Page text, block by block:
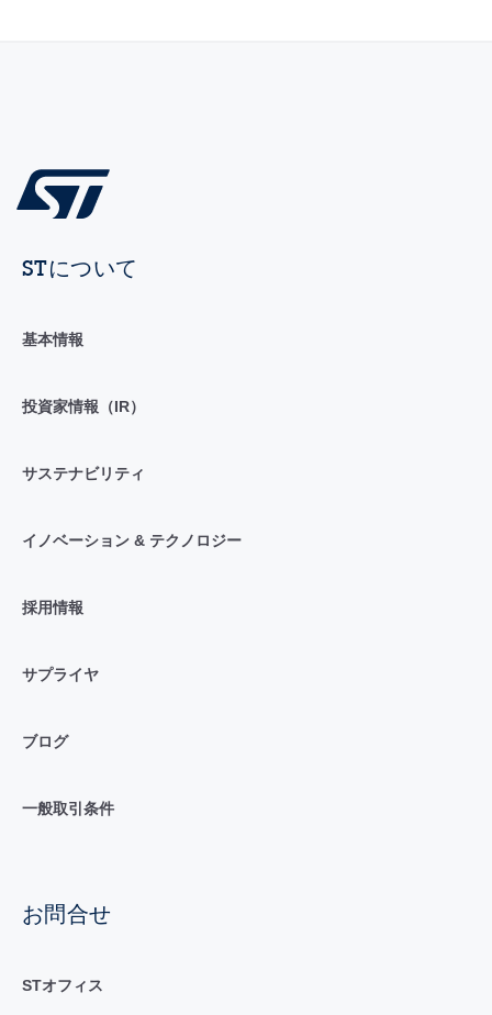
STについて
基本情報
投資家情報（IR）
サステナビリティ
イノベーション & テクノロジー
採用情報
サプライヤ
ブログ
一般取引条件
お問合せ
STオフィス